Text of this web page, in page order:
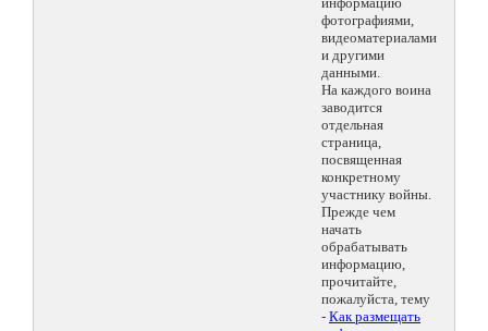
фотографиями,
видеоматериалами
и другими
данными.
На каждого воина
заводится
отдельная
страница,
посвященная
конкретному
участнику войны.
Прежде чем
начать
обрабатывать
информацию,
прочитайте,
пожалуйста, тему
- Как размещать